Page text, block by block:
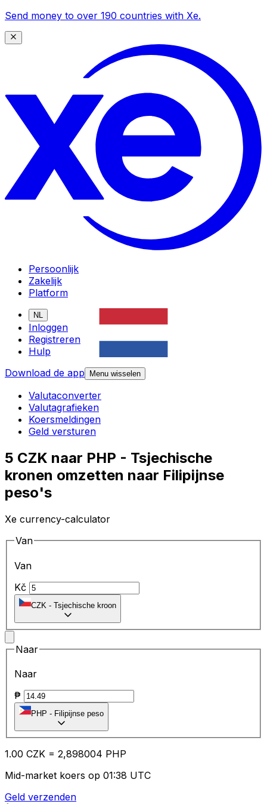
Send money to over 190 countries with Xe.
Persoonlijk
Zakelijk
Platform
NL
Inloggen
Registreren
Hulp
Download de app
Menu wisselen
Valutaconverter
Valutagrafieken
Koersmeldingen
Geld versturen
5 CZK naar PHP - Tsjechische
kronen omzetten naar Filipijnse
peso's
Xe currency-calculator
Van
Van
Kč
CZK - Tsjechische kroon
Naar
Naar
₱
PHP - Filipijnse peso
1.00 CZK = 2,898004 PHP
Mid-market koers op 01:38 UTC
Geld verzenden